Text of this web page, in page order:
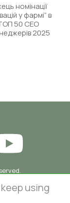
номінації
у фармі” в
50 СЕО
2025
Ukraine
using